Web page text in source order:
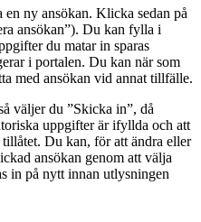
en ny ansökan. Klicka sedan på
ansökan”). Du kan fylla i
du matar in sparas
i portalen. Du kan när som
med ansökan vid annat tillfälle.
väljer du ”Skicka in”, då
uppgifter är ifyllda och att
Du kan, för att ändra eller
ansökan genom att välja
in på nytt innan utlysningen